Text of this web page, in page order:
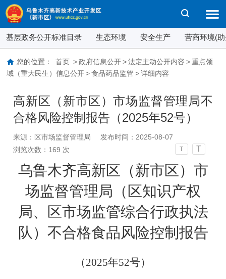
基层政务公开标准目录 生态环境 安全生产 营商环境(
您的位置： 首页 > 政府信息公开 > 法定主动公开内容 > 重点领
域（重大民生）信息公开 > 食品药品监管 > 详细内容
高新区（新市区）市场监督管理局不
合格风险控制报告（2025年52号）
来源：区市场监督管理局
发布时间：2025-08-07
浏览次数： 169 次 T T
乌鲁木齐高新区（新市区）市
场监督管理局（区知识产权
局、区市场监管综合行政执法
队）不合格食品风险控制报告
（2025年52号）